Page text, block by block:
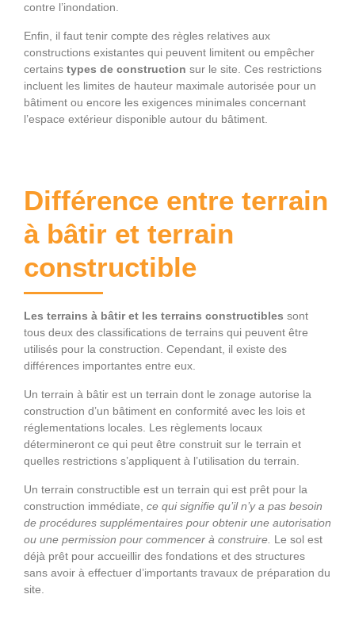
contre l’inondation.
Enfin, il faut tenir compte des règles relatives aux
constructions existantes qui peuvent limitent ou empêcher
certains types de construction sur le site. Ces restrictions
incluent les limites de hauteur maximale autorisée pour un
bâtiment ou encore les exigences minimales concernant
l’espace extérieur disponible autour du bâtiment.
Différence entre terrain
à bâtir et terrain
constructible
Les terrains à bâtir et les terrains constructibles sont
tous deux des classifications de terrains qui peuvent être
utilisés pour la construction. Cependant, il existe des
différences importantes entre eux.
Un terrain à bâtir est un terrain dont le zonage autorise la
construction d’un bâtiment en conformité avec les lois et
réglementations locales. Les règlements locaux
détermineront ce qui peut être construit sur le terrain et
quelles restrictions s’appliquent à l’utilisation du terrain.
Un terrain constructible est un terrain qui est prêt pour la
construction immédiate, ce qui signifie qu’il n’y a pas besoin
de procédures supplémentaires pour obtenir une autorisation
ou une permission pour commencer à construire. Le sol est
déjà prêt pour accueillir des fondations et des structures
sans avoir à effectuer d’importants travaux de préparation du
site.